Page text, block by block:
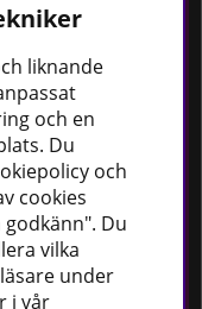
liknande
och en
Du
och
cookies
Du
vilka
under
i vår